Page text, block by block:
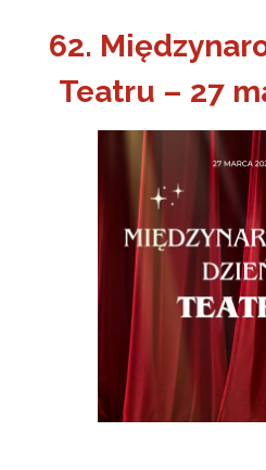
w Jeleniej Górze
62.
Teatru – 27